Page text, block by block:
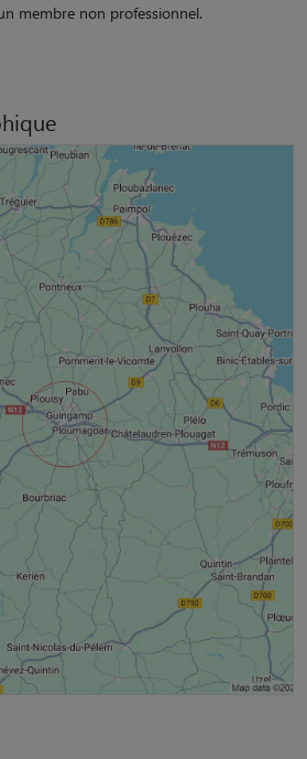
membre non professionnel.